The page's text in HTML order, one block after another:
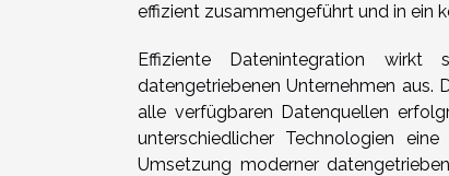
effizient zusammengeführt und in ein
Effiziente Datenintegration
datengetriebenen Unternehmen aus.
alle verfügbaren Datenquellen
unterschiedlicher Technologien
Umsetzung moderner